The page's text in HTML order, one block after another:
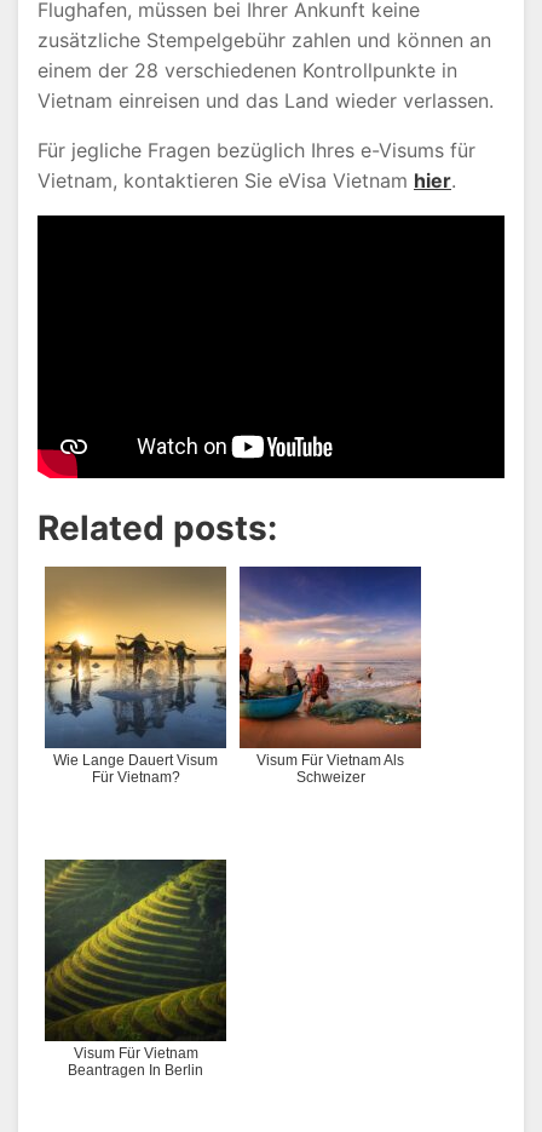
Flughafen, müssen bei Ihrer Ankunft keine
zusätzliche Stempelgebühr zahlen und können an
einem der 28 verschiedenen Kontrollpunkte in
Vietnam einreisen und das Land wieder verlassen.
Für jegliche Fragen bezüglich Ihres e-Visums für
Vietnam, kontaktieren Sie eVisa Vietnam hier.
Related posts:
Wie Lange Dauert Visum
Für Vietnam?
Visum Für Vietnam Als
Schweizer
Visum Für Vietnam
Beantragen In Berlin